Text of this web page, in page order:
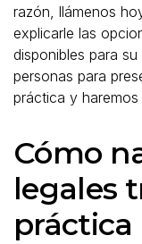
razón, llámenos
explicarle las
disponibles para
personas para
práctica y
Cómo
legales
práctica